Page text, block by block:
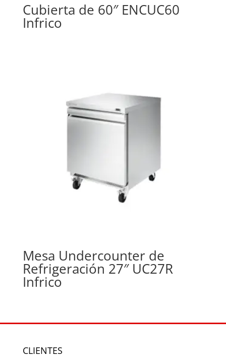
Cubierta de 60″ ENCUC60
Infrico
Mesa Undercounter de
Refrigeración 27″ UC27R
Infrico
CLIENTES